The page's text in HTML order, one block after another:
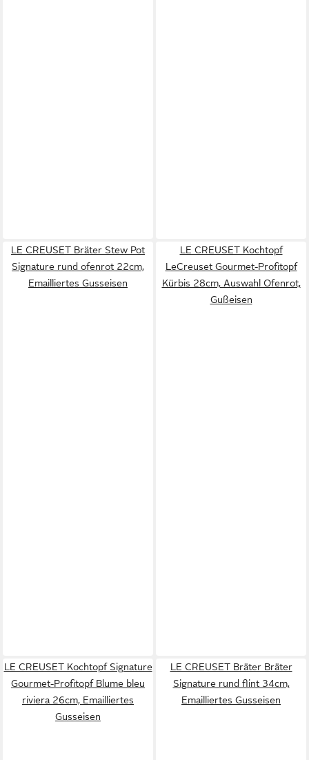
LE CREUSET Bräter Stew Pot
Signature rund ofenrot 22cm,
Emailliertes Gusseisen
LE CREUSET Kochtopf
LeCreuset Gourmet-Profitopf
Kürbis 28cm, Auswahl Ofenrot,
Gußeisen
LE CREUSET Kochtopf Signature
Gourmet-Profitopf Blume bleu
riviera 26cm, Emailliertes
Gusseisen
LE CREUSET Bräter Bräter
Signature rund flint 34cm,
Emailliertes Gusseisen